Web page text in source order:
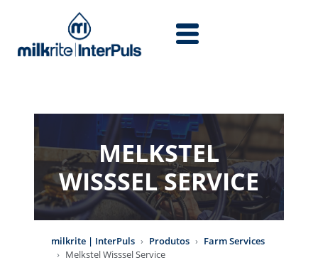
MELKSTEL
WISSSEL SERVICE
milkrite | InterPuls Produtos
Farm Services
Melkstel Wisssel Service